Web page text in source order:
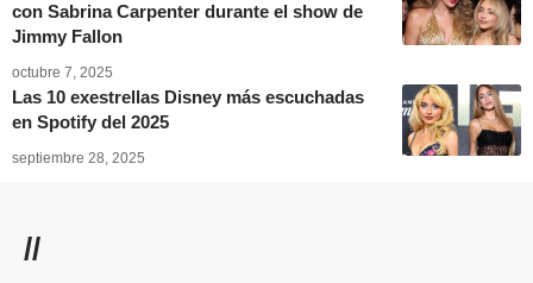
con Sabrina Carpenter durante el show de
Jimmy Fallon
octubre 7, 2025
Las 10 exestrellas Disney más escuchadas
en Spotify del 2025
septiembre 28, 2025
//